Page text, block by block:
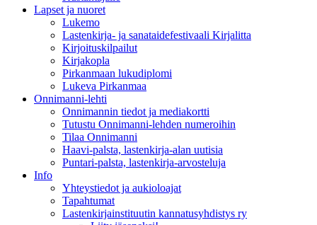
Lapset ja nuoret
Lukemo
Lastenkirja- ja sanataidefestivaali Kirjalitta
Kirjoituskilpailut
Kirjakopla
Pirkanmaan lukudiplomi
Lukeva Pirkanmaa
Onnimanni-lehti
Onnimannin tiedot ja mediakortti
Tutustu Onnimanni-lehden numeroihin
Tilaa Onnimanni
Haavi-palsta, lastenkirja-alan uutisia
Puntari-palsta, lastenkirja-arvosteluja
Info
Yhteystiedot ja aukioloajat
Tapahtumat
Lastenkirjainstituutin kannatusyhdistys ry